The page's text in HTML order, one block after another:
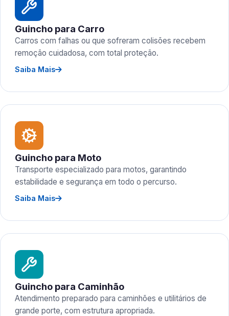
Guincho para Carro
Carros com falhas ou que sofreram colisões recebem
remoção cuidadosa, com total proteção.
Saiba Mais
Guincho para Moto
Transporte especializado para motos, garantindo
estabilidade e segurança em todo o percurso.
Saiba Mais
Guincho para Caminhão
Atendimento preparado para caminhões e utilitários de
grande porte, com estrutura apropriada.